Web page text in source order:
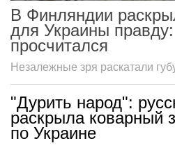
В Финляндии
для Украины
просчитался
Незалежные зря раскатали
"Дурить народ":
раскрыла коварный
по Украине